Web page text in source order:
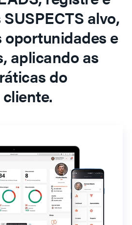
alvo,
oportunidades e
aplicando as
do